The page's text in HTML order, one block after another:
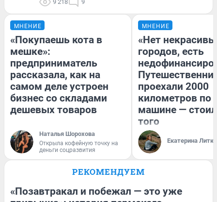
9 218 9
МНЕНИЕ
«Покупаешь кота в
мешке»:
предприниматель
рассказала, как на
самом деле устроен
бизнес со складами
дешевых товаров
Наталья Шорохова
Открыла кофейную точку на
деньги соцразвития
МНЕНИЕ
«Нет
городов, есть
проехали 2000
километров по
машине —
того
Екатерина
РЕКОМЕНДУЕМ
«Позавтракал и побежал — это уже